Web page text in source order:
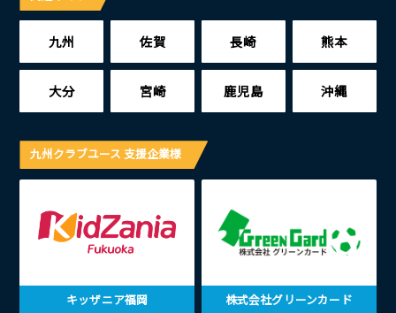
九州 佐賀 長崎 熊本
大分 宮崎 鹿児島 沖縄
九州クラブユース 支援企業様
キッザニア福岡 株式会社グリーンカード